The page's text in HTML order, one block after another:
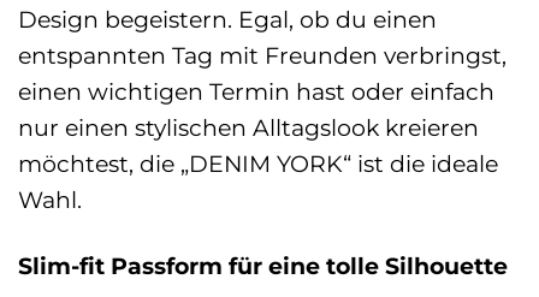
Design begeistern. Egal, ob du einen
entspannten Tag mit Freunden verbringst,
einen wichtigen Termin hast oder einfach
nur einen stylischen Alltagslook kreieren
möchtest, die „DENIM YORK“ ist die ideale
Wahl.
Slim-fit Passform für eine tolle Silhouette